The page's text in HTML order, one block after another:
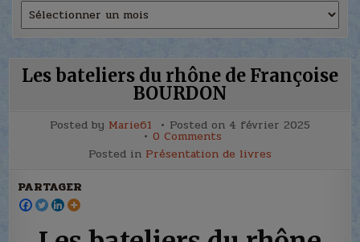
Archives
Les bateliers du rhône de Françoise
BOURDON
Posted by Marie61 Posted on 4 février 2025
0 Commentson
Les
bateliers
Posted in Présentation de livres
PARTAGER